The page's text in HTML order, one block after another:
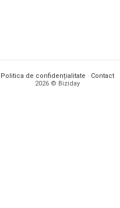
Politica de confidențialitate · Contact
2026 © Biziday